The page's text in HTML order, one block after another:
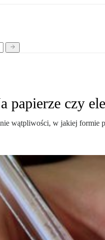
papierze czy
wątpliwości, w jakiej formie